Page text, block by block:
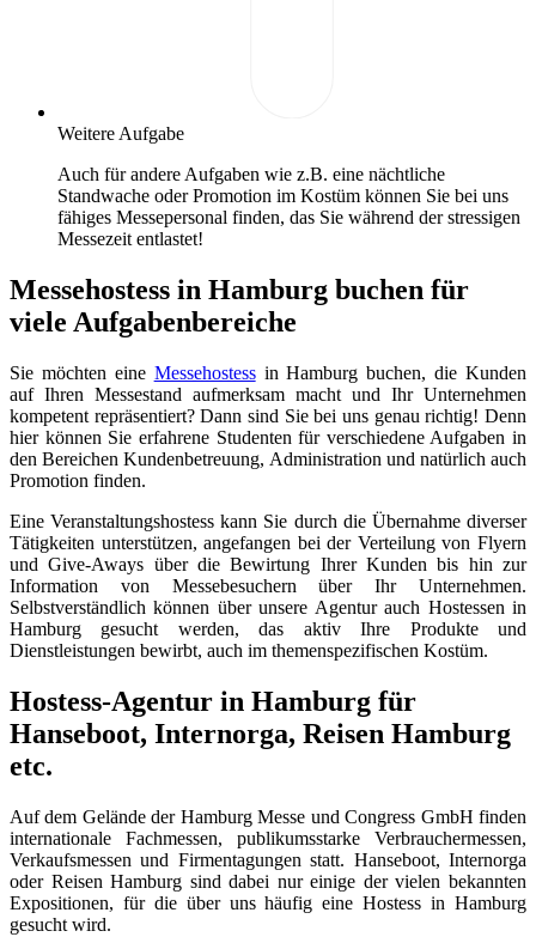
Weitere Aufgabe
Auch für andere Aufgaben wie z.B. eine nächtliche
Standwache oder Promotion im Kostüm können Sie bei uns
fähiges Messepersonal finden, das Sie während der stressigen
Messezeit entlastet!
Messehostess in Hamburg buchen für
viele Aufgabenbereiche
Sie möchten eine Messehostessin Hamburg buchen, die Kunden
auf Ihren Messestand aufmerksam macht und Ihr Unternehmen
kompetent repräsentiert? Dann sind Sie bei uns genau richtig! Denn
hier können Sie erfahrene Studenten für verschiedene Aufgaben in
den Bereichen Kundenbetreuung, Administration und natürlich auch
Promotion finden.
Eine Veranstaltungshostess kann Sie durch die Übernahme diverser
Tätigkeiten unterstützen, angefangen bei der Verteilung von Flyern
und Give-Aways über die Bewirtung Ihrer Kunden bis hin zur
Information von Messebesuchern über Ihr Unternehmen.
Selbstverständlich können über unsere Agentur auch Hostessen in
Hamburg gesucht werden, das aktiv Ihre Produkte und
Dienstleistungen bewirbt, auch im themenspezifischen Kostüm.
Hostess-Agentur in Hamburg für
Hanseboot, Internorga, Reisen Hamburg
etc.
Auf dem Gelände der Hamburg Messe und Congress GmbH finden
internationale Fachmessen, publikumsstarke Verbrauchermessen,
Verkaufsmessen und Firmentagungen statt. Hanseboot, Internorga
oder Reisen Hamburg sind dabei nur einige der vielen bekannten
Expositionen, für die über uns häufig eine Hostess in Hamburg
gesucht wird.